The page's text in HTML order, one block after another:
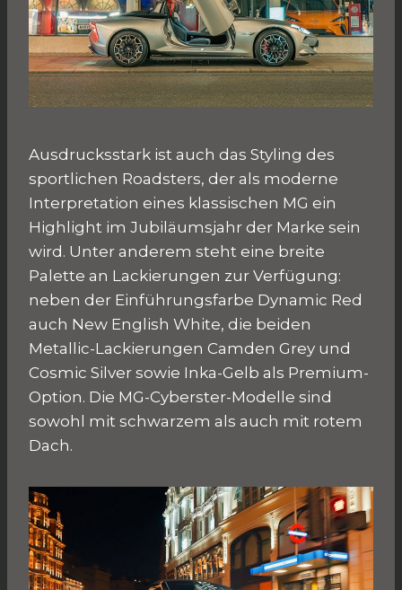
Ausdrucksstark ist auch das Styling des
sportlichen Roadsters, der als moderne
Interpretation eines klassischen MG ein
Highlight im Jubiläumsjahr der Marke sein
wird. Unter anderem steht eine breite
Palette an Lackierungen zur Verfügung:
neben der Einführungsfarbe Dynamic Red
auch New English White, die beiden
Metallic-Lackierungen Camden Grey und
Cosmic Silver sowie Inka-Gelb als Premium-
Option. Die MG-Cyberster-Modelle sind
sowohl mit schwarzem als auch mit rotem
Dach.